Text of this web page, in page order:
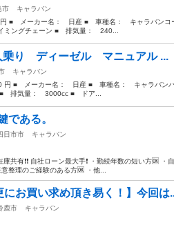
市
キャラバン
■ メーカー名： 日産 ■ 車種名： キャラバンコ
ングチェーン ■ 排気量： 240...
乗り ディーゼル マニュアル ...
キャラバン
■ メーカー名： 日産 ■ 車種名： キャラバン
排気量： 3000cc ■ ドア...
である。
日市市
キャラバン
共有❗️❗️ 自社ローン最大手❗️ ・勤続年数の短い方🆗 ・
整理のご経験のある方🆗 ・他...
にお買い求め頂き易く！】今回は
鹿市
キャラバン